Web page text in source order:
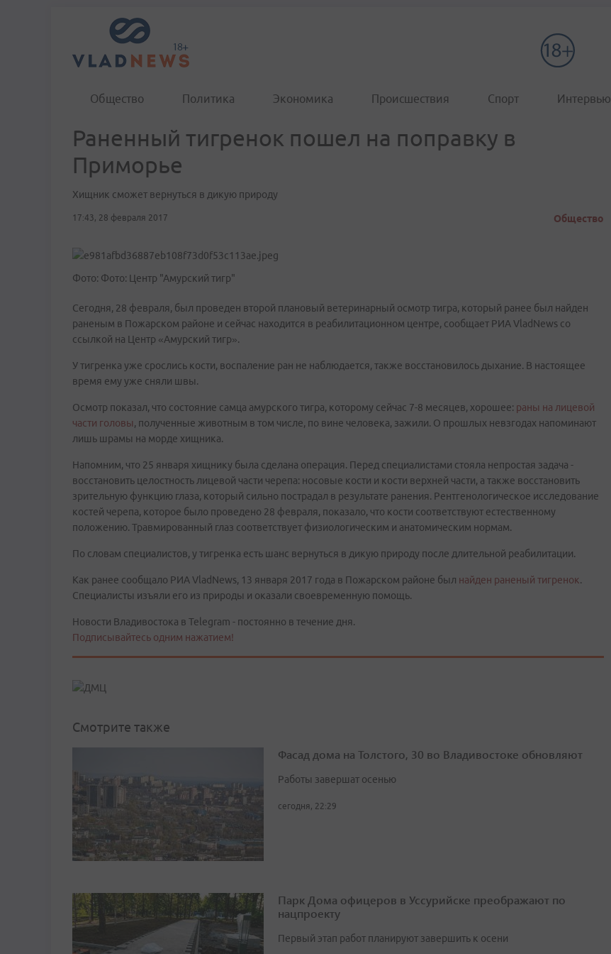
Общество Политика Экономика Происшествия Спорт Интервью
Раненный тигренок пошел на поправку в
Приморье
Хищник сможет вернуться в дикую природу
17:43, 28 февраля 2017 Общество
Фото: Фото: Центр "Амурский тигр"
Сегодня, 28 февраля, был проведен второй плановый ветеринарный осмотр тигра, который ранее был найден
раненым в Пожарском районе и сейчас находится в реабилитационном центре, сообщает РИА VladNews со
ссылкой на Центр «Амурский тигр».
У тигренка уже срослись кости, воспаление ран не наблюдается, также восстановилось дыхание. В настоящее
время ему уже сняли швы.
Осмотр показал, что состояние самца амурского тигра, которому сейчас 7-8 месяцев, хорошее: раны на лицевой
части головы, полученные животным в том числе, по вине человека, зажили. О прошлых невзгодах напоминают
лишь шрамы на морде хищника.
Напомним, что 25 января хищнику была сделана операция. Перед специалистами стояла непростая задача -
восстановить целостность лицевой части черепа: носовые кости и кости верхней части, а также восстановить
зрительную функцию глаза, который сильно пострадал в результате ранения. Рентгенологическое исследование
костей черепа, которое было проведено 28 февраля, показало, что кости соответствуют естественному
положению. Травмированный глаз соответствует физиологическим и анатомическим нормам.
По словам специалистов, у тигренка есть шанс вернуться в дикую природу после длительной реабилитации.
Как ранее сообщало РИА VladNews, 13 января 2017 года в Пожарском районе был найден раненый тигренок.
Специалисты изъяли его из природы и оказали своевременную помощь.
Новости Владивостока в Telegram - постоянно в течение дня.
Подписывайтесь одним нажатием!
Смотрите также
Фасад дома на Толстого, 30 во Владивостоке обновляют
Работы завершат осенью
сегодня, 22:29
Парк Дома офицеров в Уссурийске преображают по
нацпроекту
Первый этап работ планируют завершить к осени